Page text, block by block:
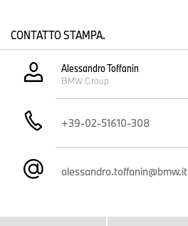
CONTATTO STAMPA.
Alessandro Toffanin
BMW Group
+39-02-51610-308
alessandro.toffanin@bmw.it